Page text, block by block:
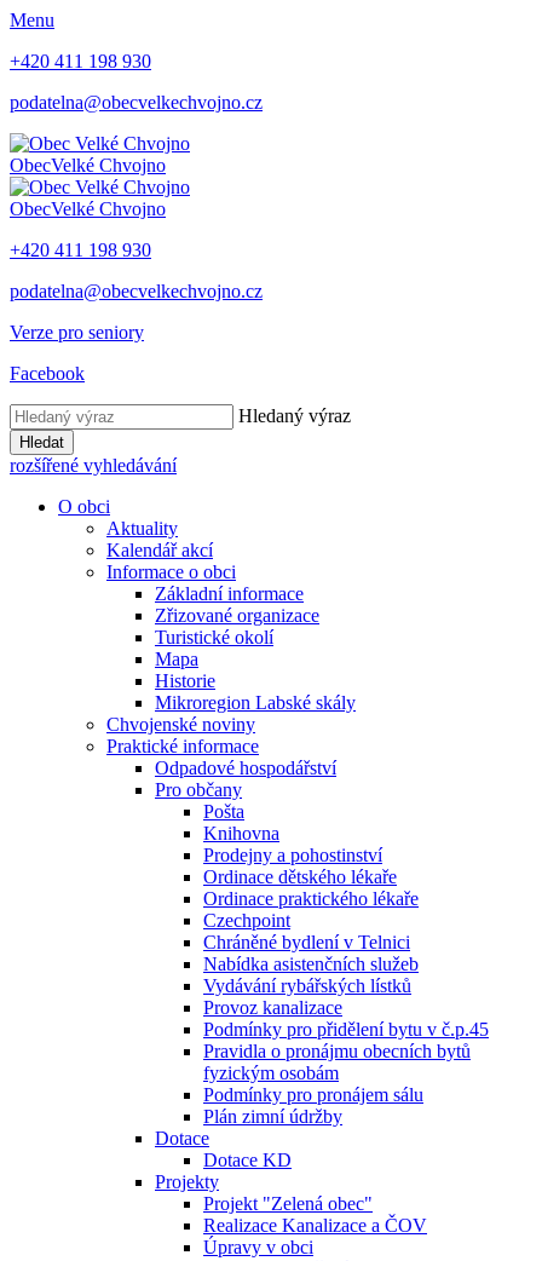
Menu
+420 411 198 930
podatelna@obecvelkechvojno.cz
ObecVelké Chvojno
ObecVelké Chvojno
+420 411 198 930
podatelna@obecvelkechvojno.cz
Verze pro seniory
Facebook
Hledaný výraz
Hledat
rozšířené vyhledávání
O obci
Aktuality
Kalendář akcí
Informace o obci
Základní informace
Zřizované organizace
Turistické okolí
Mapa
Historie
Mikroregion Labské skály
Chvojenské noviny
Praktické informace
Odpadové hospodářství
Pro občany
Pošta
Knihovna
Prodejny a pohostinství
Ordinace dětského lékaře
Ordinace praktického lékaře
Czechpoint
Chráněné bydlení v Telnici
Nabídka asistenčních služeb
Vydávání rybářských lístků
Provoz kanalizace
Podmínky pro přidělení bytu v č.p.45
Pravidla o pronájmu obecních bytů
fyzickým osobám
Podmínky pro pronájem sálu
Plán zimní údržby
Dotace
Dotace KD
Projekty
Projekt "Zelená obec"
Realizace Kanalizace a ČOV
Úpravy v obci